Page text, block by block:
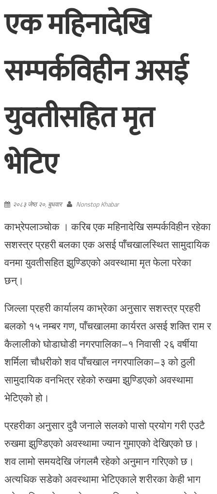
एक महिनादेखि
सम्पर्कविहीन असई
युवतीसहित मृत
भेटिए
२०८३ जेष्ठ २०, बुधवार Nonstop Khabar
काभ्रेपलाञ्चोक । करिब एक महिनादेखि सम्पर्कविहीन रहेका
सशस्त्र प्रहरी बलका एक असई पाँचखालस्थित सामुदायिक
वनमा युवतीसहित झुण्डिएको अवस्थामा मृत फेला परेका
छन्।
जिल्ला प्रहरी कार्यालय काभ्रेका अनुसार सशस्त्र प्रहरी
बलको १५ नम्बर गण, पाँचखालमा कार्यरत असई शक्ति राम र
कैलालीको घोडाघोडी नगरपालिका–१ निवासी २६ वर्षीया
शर्मिला चौधरीको शव पाँचखाल नगरपालिका–३ को ठुली
सामुदायिक वनभित्र रहेको रुखमा झुण्डिएको अवस्थामा
भेटिएको हो।
प्रहरीका अनुसार दुवै जनाले सलको पासो प्रयोग गरी एउटै
रुखमा झुण्डिएको अवस्थामा ज्यान गुमाएको देखिएको छ।
शव लामो समयदेखि जंगलमै रहेको अनुमान गरिएको छ।
अत्यधिक सडेको अवस्थामा भेटिएकाले शरीरका केही भाग